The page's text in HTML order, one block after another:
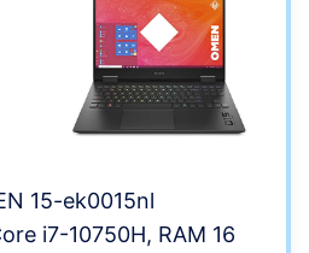
15-ek0015nl
i7-10750H, RAM 16